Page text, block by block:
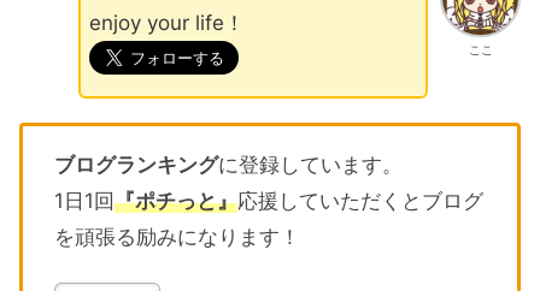
ここ
enjoy your life！
ブログランキングに登録しています。
1日1回『ポチっと』応援していただくとブログ
を頑張る励みになります！